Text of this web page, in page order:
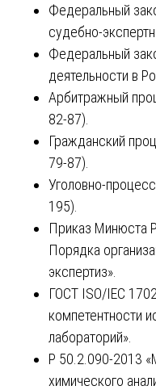
Федеральный
судебно-
Федеральный
деятельности в
Арбитражный
82-87).
Гражданский
79-87).
Уголовно-
195).
Приказ Минюста
Порядка
экспертиз».
ГОСТ ISO/IEC
компетентности
лабораторий».
Р 50.2.090-2013
химического